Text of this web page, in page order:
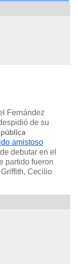
Fernández
de su
amistoso
debutar en el
partido fueron
Cecilio